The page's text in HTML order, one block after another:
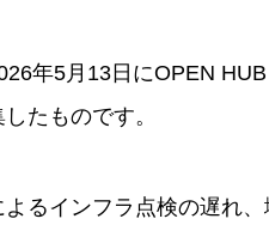
年5月13日にOPEN
たものです。
るインフラ点検の遅れ、